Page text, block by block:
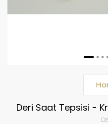
Deri Saat Tepsisi -